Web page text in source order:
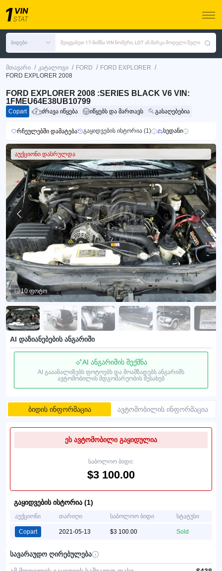
ბიდები შეიყვანეთ 17-ნიშნა VIN ნომერი, LOT ან მარკა მოდელი წელი
მთავარი / კატალოგი / FORD / FORD EXPLORER /
FORD EXPLORER 2008
FORD EXPLORER 2008 :SERIES BLACK V6 VIN:
1FMEU64E38UB10799
Copart ძრავა იწყება იწყებს და მართავს გასაღებებია
რჩეულებში დამატება გაყიდვების ისტორია (1) სედანი
აუქციონი დასრულდა
10 ფოტო
AI დაზიანებების ანგარიში
AI ანგარიშის შექმნა
AI გააანალიზებს ფოტოებს და მოამზადებს ანგარიშს
ავტომობილის მდგომარეობის შესახებ
ბიდის ინფორმაცია ავტომობილის ინფორმაცია
ეს ავტომობილი გაყიდულია
საბოლოო ბიდი:
$3 100.00
გაყიდვების ისტორია (1)
აუქციონი თარიღი საბოლოო ბიდი სტატუსი
Copart 2021-05-13 $3 100.00 Sold
სავარაუდო ღირებულება